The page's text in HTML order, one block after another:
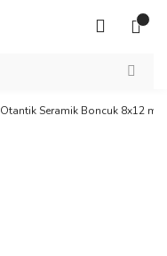
Otantik Seramik Boncuk 8x12